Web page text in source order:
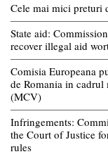
Cele mai mici preturi
State aid:
recover illegal aid
Comisia Europeana
de Romania in cadrul
(MCV)
Infringements:
the Court of Justice
rules